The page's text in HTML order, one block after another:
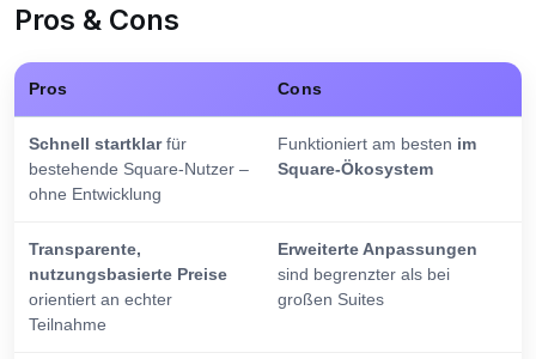
Pros & Cons
Pros Cons
Schnell startklarfür
bestehende Square-Nutzer –
ohne Entwicklung
Funktioniert am besten im
Square-Ökosystem
Transparente,
nutzungsbasierte Preise
orientiert an echter
Teilnahme
Erweiterte Anpassungen
sind begrenzter als bei
großen Suites